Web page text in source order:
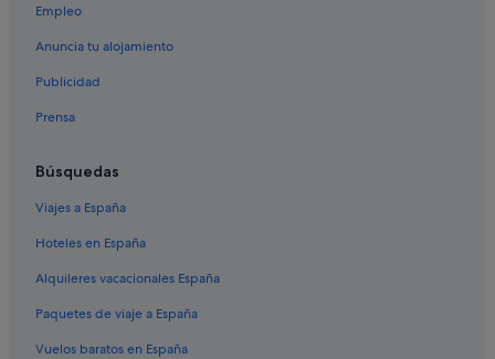
Empleo
Anuncia tu alojamiento
Publicidad
Prensa
Búsquedas
Viajes a España
Hoteles en España
Alquileres vacacionales España
Paquetes de viaje a España
Vuelos baratos en España